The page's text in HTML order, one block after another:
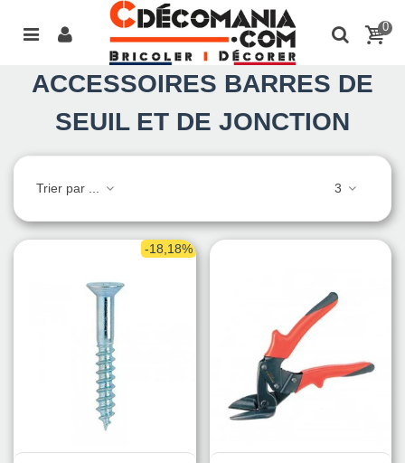
0
ACCESSOIRES BARRES DE
SEUIL ET DE JONCTION
Trier par ... 3
-18,18%